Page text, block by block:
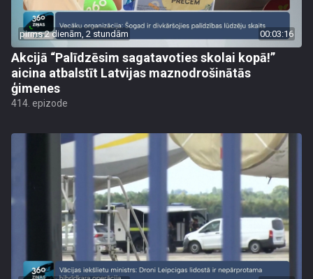
pirms 2 dienām, 2 stundām 00:03:16
Akcijā “Palīdzēsim sagatavoties skolai kopā!”
aicina atbalstīt Latvijas maznodrošinātās
ģimenes
414. epizode